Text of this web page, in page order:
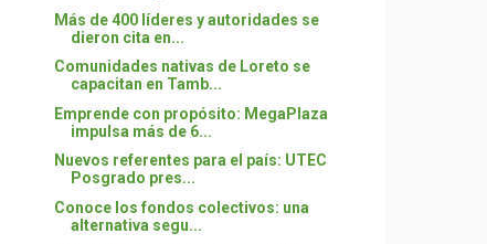
Más de 400 líderes y autoridades se
dieron cita en...
Comunidades nativas de Loreto se
capacitan en Tamb...
Emprende con propósito: MegaPlaza
impulsa más de 6...
Nuevos referentes para el país: UTEC
Posgrado pres...
Conoce los fondos colectivos: una
alternativa segu...